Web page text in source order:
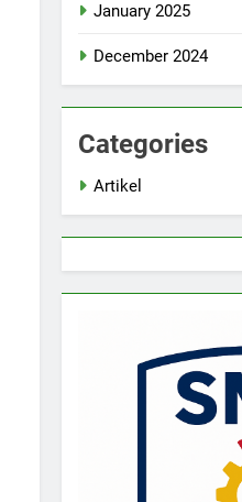
January 2025
December 2024
Categories
Artikel